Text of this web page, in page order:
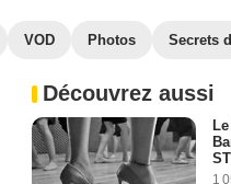
VOD Photos Secrets
Découvrez aussi
1